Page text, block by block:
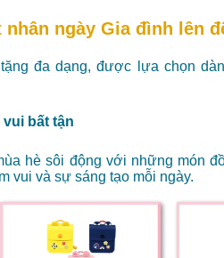
ngày Gia đình lên
đa dạng, được lựa chọn
vui bất tận
hè sôi động với những món
vui và sự sáng tạo mỗi ngày.